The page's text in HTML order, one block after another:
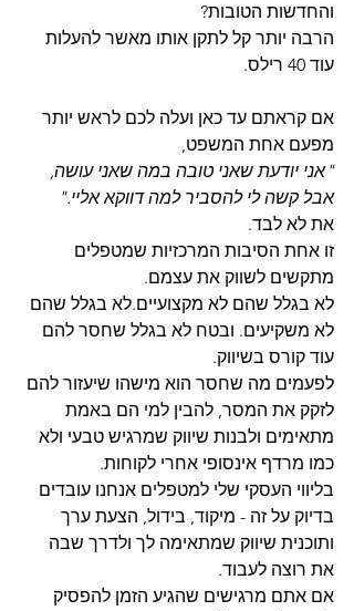
והחדשות הטובות?
הרבה יותר קל לתקן אותו מאשר להעלות
עוד 40 רילס.
אם קראתם עד כאן ועלה לכם לראש יותר
מפעם אחת המשפט,
"אני יודעת שאני טובה במה שאני עושה,
אבל קשה לי להסביר למה דווקא אליי."
את לא לבד.
זו אחת הסיבות המרכזיות שמטפלים
מתקשים לשווק את עצמם.
לא בגלל שהם לא מקצועיים.לא בגלל שהם
לא משקיעים. ובטח לא בגלל שחסר להם
עוד קורס בשיווק.
לפעמים מה שחסר הוא מישהו שיעזור להם
לזקק את המסר, להבין למי הם באמת
מתאימים ולבנות שיווק שמרגיש טבעי ולא
כמו מרדף אינסופי אחרי לקוחות.
בליווי העסקי שלי למטפלים אנחנו עובדים
בדיוק על זה - מיקוד, בידול, הצעת ערך
ותוכנית שיווק שמתאימה לך ולדרך שבה
את רוצה לעבוד.
אם אתם מרגישים שהגיע הזמן להפסיק